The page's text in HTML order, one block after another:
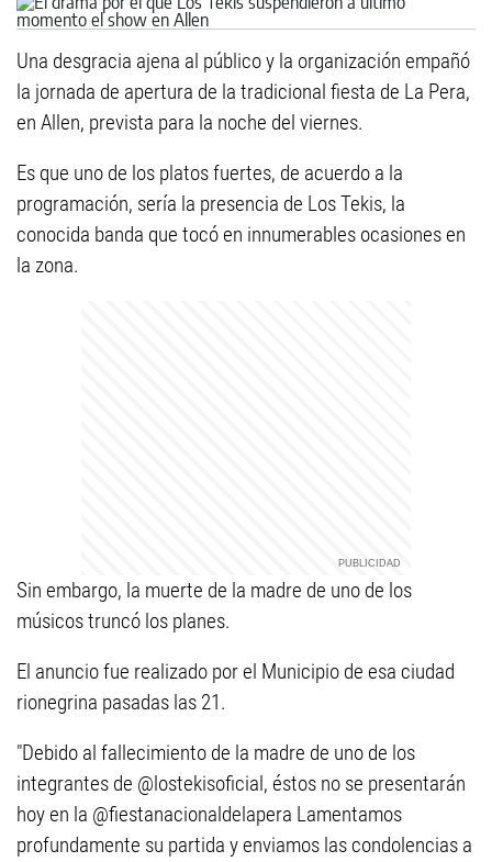
Una desgracia ajena al público y la organización empañó
la jornada de apertura de la tradicional fiesta de La Pera,
en Allen, prevista para la noche del viernes.
Es que uno de los platos fuertes, de acuerdo a la
programación, sería la presencia de Los Tekis, la
conocida banda que tocó en innumerables ocasiones en
la zona.
Sin embargo, la muerte de la madre de uno de los
músicos truncó los planes.
El anuncio fue realizado por el Municipio de esa ciudad
rionegrina pasadas las 21.
"Debido al fallecimiento de la madre de uno de los
integrantes de @lostekisoficial, éstos no se presentarán
hoy en la @fiestanacionaldelapera Lamentamos
profundamente su partida y enviamos las condolencias a